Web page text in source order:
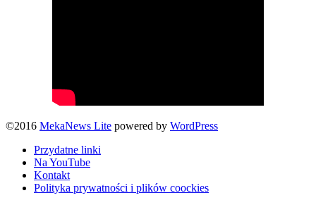
©2016 MekaNews Lite powered by WordPress
Przydatne linki
Na YouTube
Kontakt
Polityka prywatności i plików coockies